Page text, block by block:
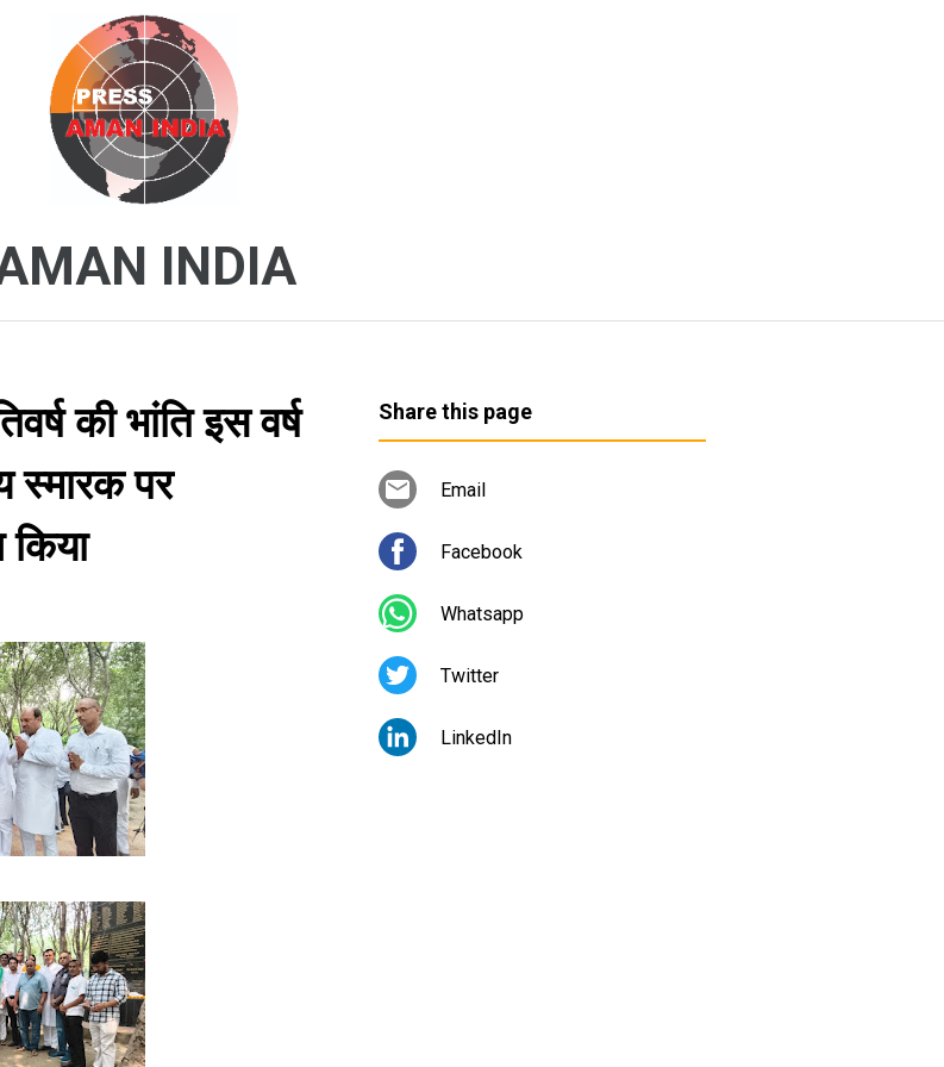
INDIA
की भांति इस वर्ष
स्मारक पर
Share this page
Email
Facebook
Whatsapp
Twitter
LinkedIn